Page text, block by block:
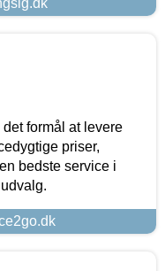
formål at levere
priser,
bedste service i